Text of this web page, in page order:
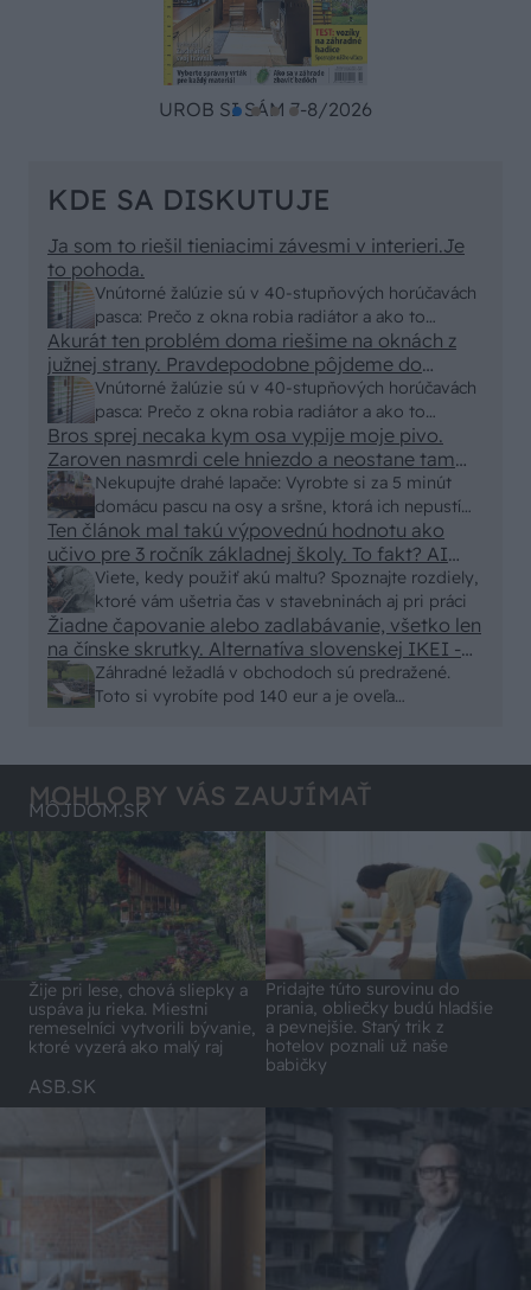
UROB SI SÁM 7-8/2026
KDE SA DISKUTUJE
Vnútorné žalúzie sú v 40-stupňových horúčavách
pasca: Prečo z okna robia radiátor a ako to
vyriešiť za pár eur?
Ja som to riešil tieniacimi závesmi v interieri.Je
to pohoda.
Vnútorné žalúzie sú v 40-stupňových horúčavách
pasca: Prečo z okna robia radiátor a ako to
vyriešiť za pár eur?
Akurát ten problém doma riešime na oknách z
južnej strany. Pravdepodobne pôjdeme do
vonkajšieho tienenia na spôsob markízy
250x150cm. Čínsky predajcovia idú okolo 100
eur kus.
Nekupujte drahé lapače: Vyrobte si za 5 minút
domácu pascu na osy a sršne, ktorá ich nepustí
von
Bros sprej necaka kym osa vypije moje pivo.
Zaroven nasmrdi cele hniezdo a neostane tam
nic zive. Vasa pasca naucinke moc efektivne.
Skor pritiahne slimaky
Viete, kedy použiť akú maltu? Spoznajte rozdiely,
ktoré vám ušetria čas v stavebninách aj pri práci
Ten článok mal takú výpovednú hodnotu ako
učivo pre 3 ročník základnej školy. To fakt? AI
alebo nejaka kniha z VŠ? Dnešné rychlotvrdnuce
malty - pevnosť 40 Mpa a doba schnutia tak 15
minut , k tomu vodotesné s kryštálikou. A rozdiel
- schnutie a zretie. Nič?
Záhradné ležadlá v obchodoch sú predražené.
Toto si vyrobíte pod 140 eur a je oveľa
Žiadne čapovanie alebo zadlabávanie, všetko len
na čínske skrutky. Alternatíva slovenskej IKEI -
čo sa týka pevnosti. Autor si nedal veľa námahy s
remeselným spracovaním, škoda. No lepšie než
MOHLO BY VÁS ZAUJÍMAŤ
MÔJDOM.SK
Žije pri lese, chová sliepky a
uspáva ju rieka. Miestni
remeselníci vytvorili bývanie,
ktoré vyzerá ako malý raj
Pridajte túto surovinu do
prania, obliečky budú hladšie
a pevnejšie. Starý trik z
hotelov poznali už naše
babičky
ASB.SK